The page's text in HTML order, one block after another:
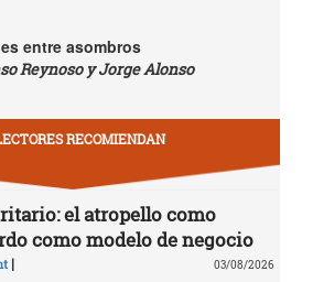
entre asombros
Reynoso y Jorge Alonso
RECOMIENDAN
el atropello como
como modelo de negocio
| 03/08/2026